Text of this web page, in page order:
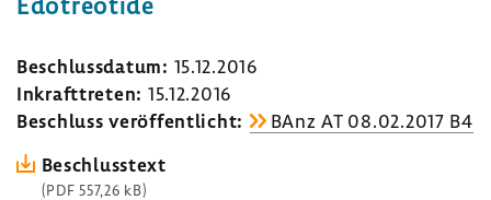
Beschluss­datum: 15.12.2016
Inkraft­treten: 15.12.2016
Beschluss veröf­fent­licht:
BAnz AT 08.02.2017 B4
Beschluss­text
(PDF 557,26 kB)